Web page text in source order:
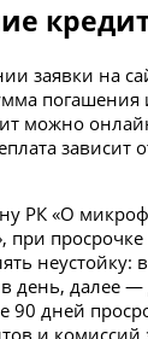
заявки на
можно
зависит
РК «О
при
день, далее
90 дней